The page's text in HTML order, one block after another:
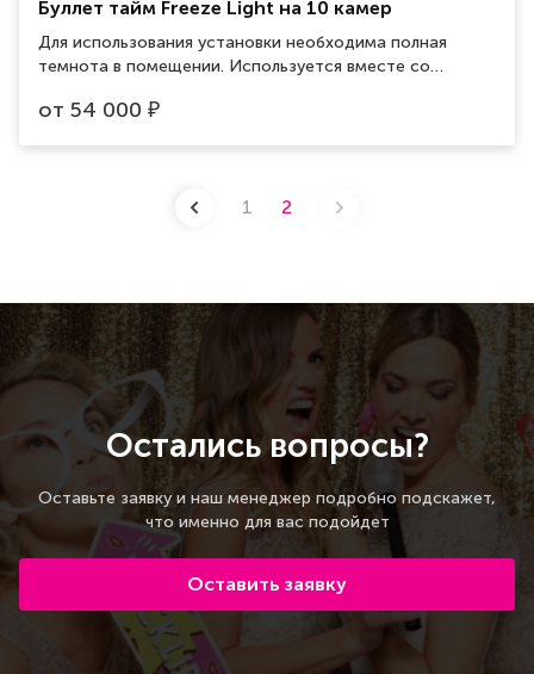
Буллет тайм Freeze Light на 10 камер
Для использования установки необходима полная
темнота в помещении. Используется вместе со
формы Занимаемая площадь: 5x5м Размер шатра
от 54 000 ₽
1 2
Остались вопросы?
Оставьте заявку и наш менеджер подробно подскажет,
что именно для вас подойдет
Оставить заявку